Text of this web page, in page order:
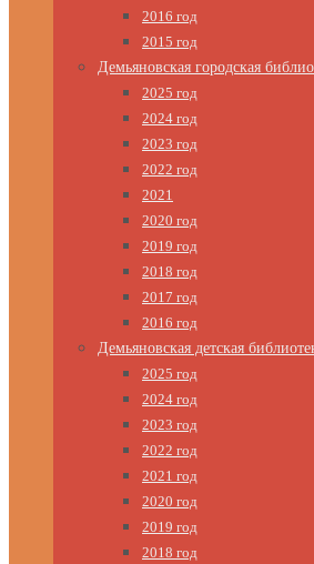
2016 год
2015 год
Демьяновская городская
2025 год
2024 год
2023 год
2022 год
2021
2020 год
2019 год
2018 год
2017 год
2016 год
Демьяновская детская
2025 год
2024 год
2023 год
2022 год
2021 год
2020 год
2019 год
2018 год